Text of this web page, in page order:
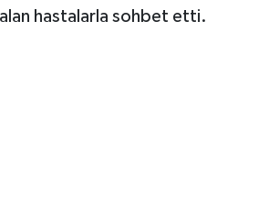
hastalarla sohbet etti.